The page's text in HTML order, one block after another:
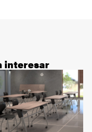
interesar